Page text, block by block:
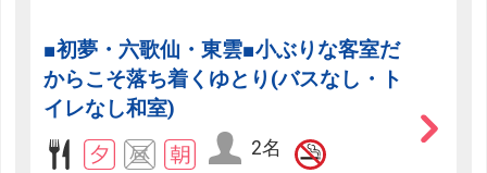
■初夢・六歌仙・東雲■小ぶりな客室だ
からこそ落ち着くゆとり(バスなし・ト
イレなし和室)
2名